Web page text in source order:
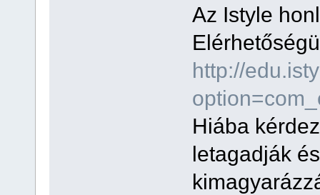
Az Istyle
http://
Hiába
letagadják